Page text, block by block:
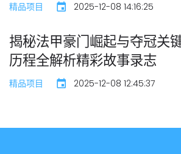
精品项目 2025-12-08 14:16:25
揭秘法甲豪门崛起与夺冠关
历程全解析精彩故事录志
精品项目 2025-12-08 12:45:37